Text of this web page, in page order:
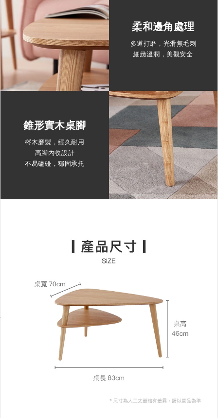
柔和邊角處理
多道打磨，光滑無毛刺
細緻溫潤，美觀安全
錐形實木桌腳
梣木磨製，經久耐用
高腳內收設計
不易磕碰，穩固承托